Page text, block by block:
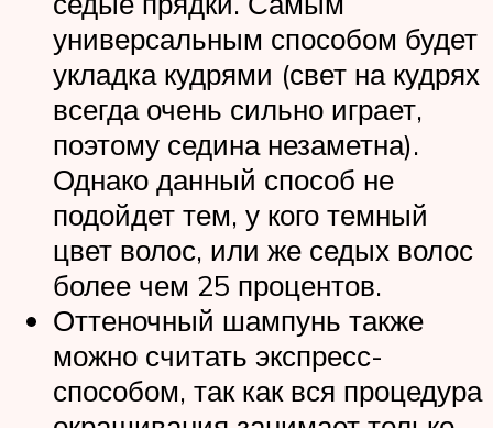
универсальным способом будет
укладка кудрями (свет на кудрях
всегда очень сильно играет,
поэтому седина незаметна).
Однако данный способ не
подойдет тем, у кого темный
цвет волос, или же седых волос
более чем 25 процентов.
Оттеночный шампунь также
можно считать экспресс-
способом, так как вся процедура